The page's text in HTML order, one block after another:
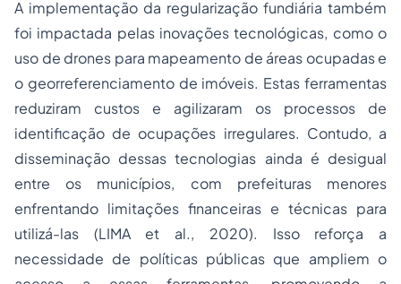
A implementação da regularização fundiária também
foi impactada pelas inovações tecnológicas, como o
uso de drones para mapeamento de áreas ocupadas e
o georreferenciamento de imóveis. Estas ferramentas
reduziram custos e agilizaram os processos de
identificação de ocupações irregulares. Contudo, a
disseminação dessas tecnologias ainda é desigual
entre os municípios, com prefeituras menores
enfrentando limitações financeiras e técnicas para
utilizá-las (LIMA et al., 2020). Isso reforça a
necessidade de políticas públicas que ampliem o